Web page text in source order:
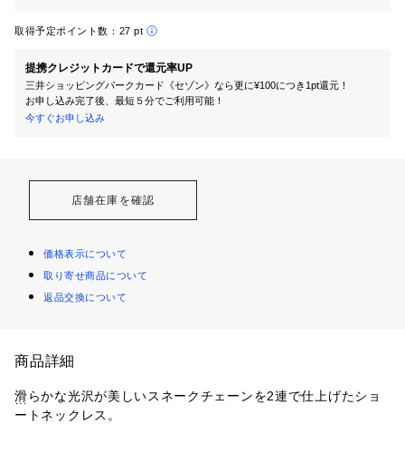
取得予定ポイント数： 27 pt
提携クレジットカードで還元率UP
三井ショッピングパークカード《セゾン》なら更に¥100につき1pt還元！
お申し込み完了後、最短５分でご利用可能！
今すぐお申し込み
店舗在庫を確認
価格表示について
取り寄せ商品について
返品交換について
商品詳細
滑らかな光沢が美しいスネークチェーンを2連で仕上げたショ
ートネックレス。